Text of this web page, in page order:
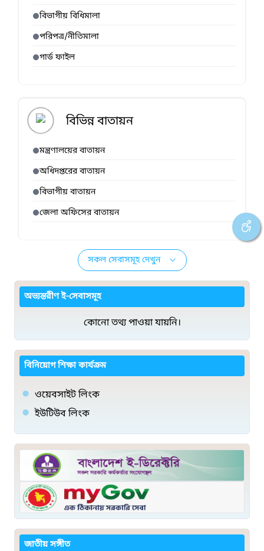
বিভাগীয় বিধিমালা
পরিপত্র/নীতিমালা
গার্ড ফাইল
বিভিন্ন বাতায়ন
মন্ত্রণালয়ের বাতায়ন
অধিদপ্তরের বাতায়ন
বিভাগীয় বাতায়ন
জেলা অফিসের বাতায়ন
সকল সেবাসমূহ দেখুন
অভ্যন্তরীণ ই-সেবাসমূহ
কোনো তথ্য পাওয়া যায়নি।
বিনিয়োগ শিক্ষা কার্যক্রম
ওয়েবসাইট লিংক
ইউটিউব লিংক
জাতীয় সঙ্গীত